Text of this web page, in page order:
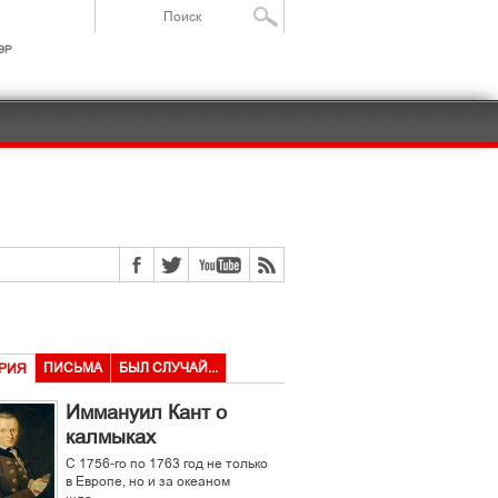
ПИСЬМА БЫЛ СЛУЧАЙ...
Иммануил Кант о
калмыках
С 1756-го по 1763 год не только
в Европе, но и за океаном